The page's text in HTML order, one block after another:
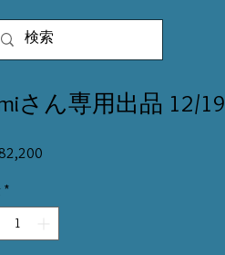
さん専用出品 12/19
*